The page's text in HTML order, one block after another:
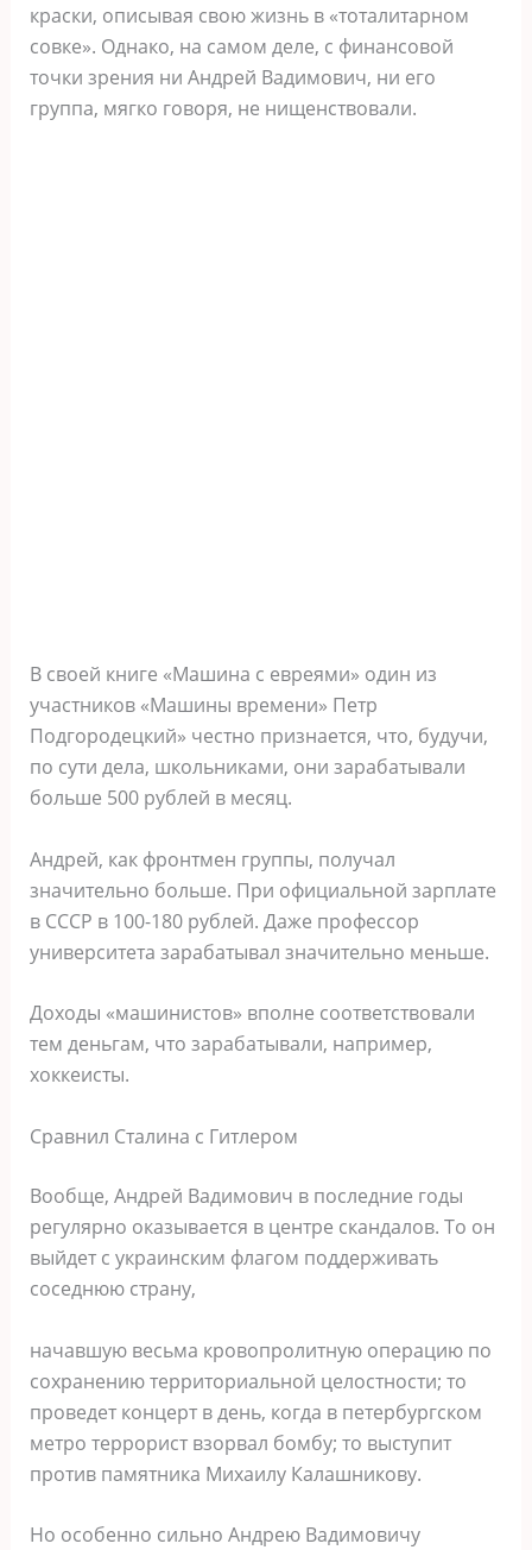
краски, описывая свою жизнь в «тоталитарном
совке». Однако, на самом деле, с финансовой
точки зрения ни Андрей Вадимович, ни его
группа, мягко говоря, не нищенствовали.
В своей книге «Машина с евреями» один из
участников «Машины времени» Петр
Подгородецкий» честно признается, что, будучи,
по сути дела, школьниками, они зарабатывали
больше 500 рублей в месяц.
Андрей, как фронтмен группы, получал
значительно больше. При официальной зарплате
в СССР в 100-180 рублей. Даже профессор
университета зарабатывал значительно меньше.
Доходы «машинистов» вполне соответствовали
тем деньгам, что зарабатывали, например,
хоккеисты.
Сравнил Сталина с Гитлером
Вообще, Андрей Вадимович в последние годы
регулярно оказывается в центре скандалов. То он
выйдет с украинским флагом поддерживать
соседнюю страну,
начавшую весьма кровопролитную операцию по
сохранению территориальной целостности; то
проведет концерт в день, когда в петербургском
метро террорист взорвал бомбу; то выступит
против памятника Михаилу Калашникову.
Но особенно сильно Андрею Вадимовичу